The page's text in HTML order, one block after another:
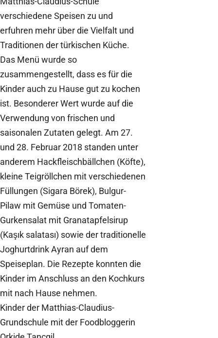
verschiedene Speisen zu und
erfuhren mehr über die Vielfalt und
Traditionen der türkischen Küche.
Das Menü wurde so
zusammengestellt, dass es für die
Kinder auch zu Hause gut zu kochen
ist. Besonderer Wert wurde auf die
Verwendung von frischen und
saisonalen Zutaten gelegt. Am 27.
und 28. Februar 2018 standen unter
anderem Hackfleischbällchen (Köfte),
kleine Teigröllchen mit verschiedenen
Füllungen (Sigara Börek), Bulgur-
Pilaw mit Gemüse und Tomaten-
Gurkensalat mit Granatapfelsirup
(Kaşık salatası) sowie der traditionelle
Joghurtdrink Ayran auf dem
Speiseplan. Die Rezepte konnten die
Kinder im Anschluss an den Kochkurs
mit nach Hause nehmen.
Kinder der Matthias-Claudius-
Grundschule mit der Foodbloggerin